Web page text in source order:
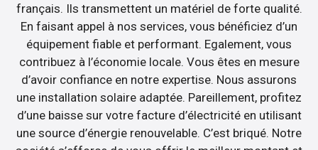
français. Ils transmettent un matériel de forte qualité.
En faisant appel à nos services, vous bénéficiez d’un
équipement fiable et performant. Egalement, vous
contribuez à l’économie locale. Vous êtes en mesure
d’avoir confiance en notre expertise. Nous assurons
une installation solaire adaptée. Pareillement, profitez
d’une baisse sur votre facture d’électricité en utilisant
une source d’énergie renouvelable. C’est briqué. Notre